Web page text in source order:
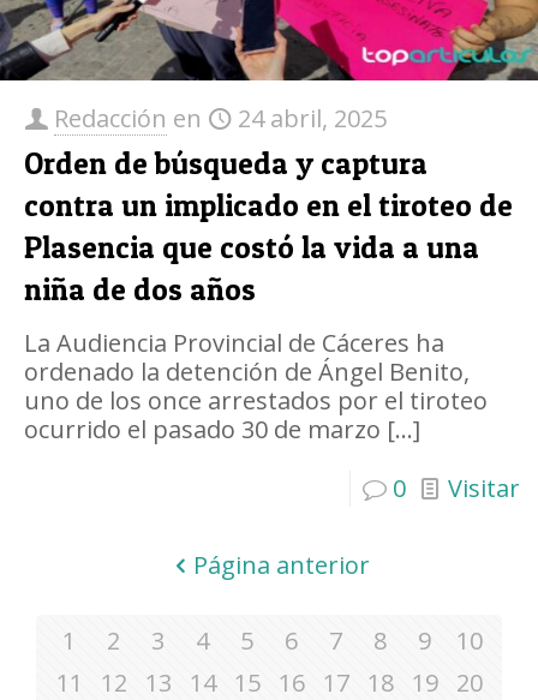
Redacción en 24 abril, 2025
Orden de búsqueda y captura
contra un implicado en el tiroteo de
Plasencia que costó la vida a una
niña de dos años
La Audiencia Provincial de Cáceres ha
ordenado la detención de Ángel Benito,
uno de los once arrestados por el tiroteo
ocurrido el pasado 30 de marzo […]
0
Visitar
Página anterior
1 2 3 4 5 6 7 8 9
10
11
12 13 14 15 16 17 18 19
20